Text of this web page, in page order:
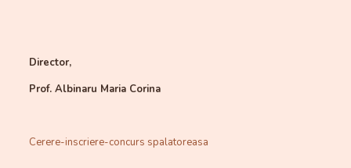
Director,
Prof. Albinaru Maria Corina
Cerere-inscriere-concurs spalatoreasa